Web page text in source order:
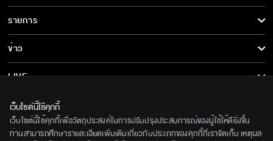
ละคร/ซีรีส์
ซีรีส์นานาชาติ
การ์ตูน & เกม
รายการ
รายการทั้งหมด
ข่าว
ข่าวทั้งหมด
ข่าวประชาสัมพันธ์
LIVE
เกี่ยวกับเรา
BEC World
ติดตามเราได้ที่
เว็บไซต์นี้ใช้คุกกี้
เว็บไซต์นี้ใช้คุกกี้เพื่อวัตถุประสงค์ในการปรับปรุงประสบการณ์ของผู้ใช้ให้ดียิ่งขึ้น
ท่านสามารถศึกษารายละเอียดเพิ่มเติมเกี่ยวกับประเภทของคุกกี้ที่เราจัดเก็บ เหตุผล